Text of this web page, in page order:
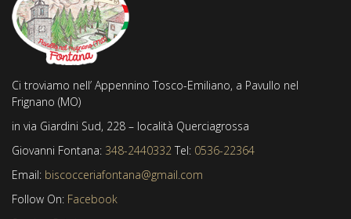
Ci troviamo nell’ Appennino Tosco-Emiliano, a Pavullo nel
Frignano (MO)
in via Giardini Sud, 228 – località Querciagrossa
Giovanni Fontana: 348-2440332 Tel: 0536-22364
Email: biscocceriafontana@gmail.com
Follow On: Facebook